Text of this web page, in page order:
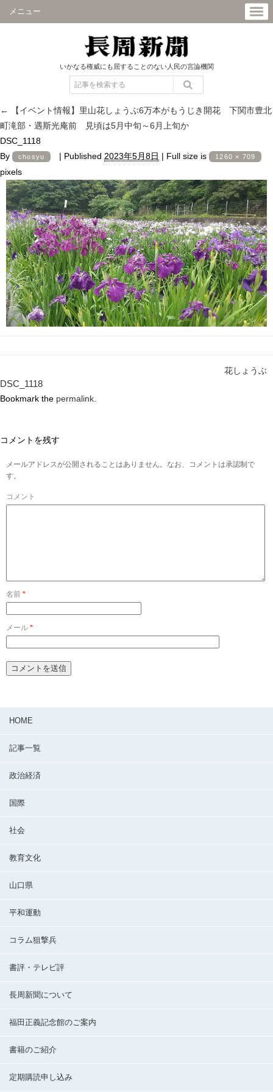
メニュー
いかなる権威にも屈することのない人民の言論機関
←
【イベント情報】里山花しょうぶ6万本がもうじき開花 下関市豊北
町滝部・遇斯光庵前 見頃は5月中旬～6月上旬か
DSC_1118
By
chosyu | Published 2023年5月8日 | Full size is 1260 × 709
pixels
花しょうぶ
DSC_1118
Bookmark the permalink
コメントを残す
メールアドレスが公開されることはありません。なお、コメントは承認制で
す。
コメント
名前 *
メール *
HOME
記事一覧
政治経済
国際
社会
教育文化
山口県
平和運動
コラム狙撃兵
書評・テレビ評
長周新聞について
福田正義記念館のご案内
書籍のご紹介
定期購読申し込み